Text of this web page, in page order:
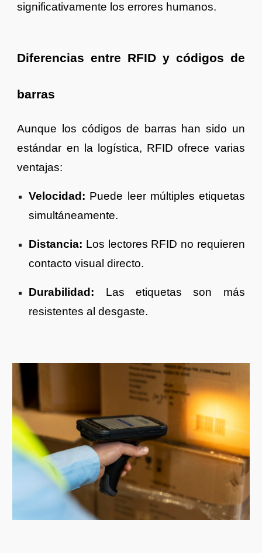
significativamente los errores humanos.
Diferencias entre RFID y códigos de
barras
Aunque los códigos de barras han sido un
estándar en la logística, RFID ofrece varias
ventajas:
Velocidad: Puede leer múltiples etiquetas
simultáneamente.
Distancia: Los lectores RFID no requieren
contacto visual directo.
Durabilidad: Las etiquetas son más
resistentes al desgaste.